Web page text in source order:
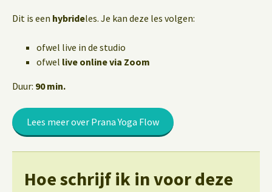
Dit is een hybrideles. Je kan deze les volgen:
ofwel live in de studio
ofwel live online via Zoom
Duur: 90 min.
Lees meer over Prana Yoga Flow
Hoe schrijf ik in voor deze